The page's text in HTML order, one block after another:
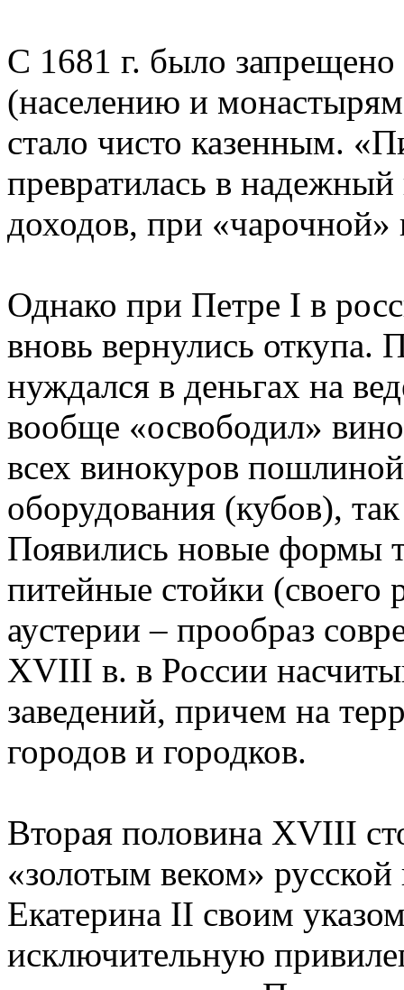
С 1681 г. было
(населению и
стало чисто казенным.
превратилась в
доходов, при «чарочной»
Однако при Петре I в
вновь вернулись откупа.
нуждался в деньгах на
вообще «освободил»
всех винокуров
оборудования (кубов),
Появились новые формы
питейные стойки (своего
аустерии – прообраз
ХVIII в. в России
заведений, причем на
городов и городков.
Вторая половина ХVIII
«золотым веком»
Екатерина II своим
исключительную